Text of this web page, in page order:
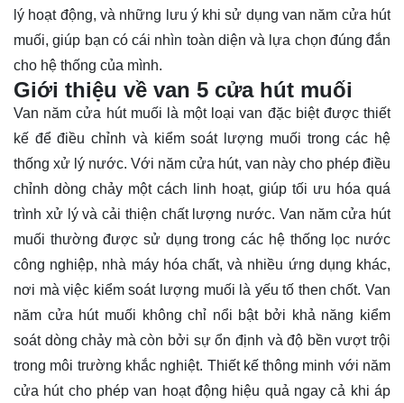
lý hoạt động, và những
lưu ý khi sử dụng van năm cửa hút
muối, giúp bạn có cái nhìn toàn diện và lựa chọn đúng đắn
cho hệ thống của mình.
Giới thiệu về van 5 cửa hút muối
Van năm cửa hút muối là một loại van đặc biệt được thiết
kế để điều chỉnh và kiểm soát lượng muối trong các hệ
thống xử lý nước. Với năm cửa hút, van này cho phép điều
chỉnh dòng chảy một cách linh hoạt, giúp tối ưu hóa quá
trình xử lý và cải thiện chất lượng nước. Van năm cửa hút
muối thường được sử dụng trong các hệ thống lọc nước
công nghiệp, nhà máy hóa chất, và nhiều ứng dụng khác,
nơi mà việc kiểm soát lượng muối là yếu tố then chốt. Van
năm cửa hút muối không chỉ nổi bật bởi khả năng kiểm
soát dòng chảy mà còn bởi sự ổn định và độ bền vượt trội
trong môi trường khắc nghiệt. Thiết kế thông minh với năm
cửa hút cho phép van hoạt động hiệu quả ngay cả khi áp